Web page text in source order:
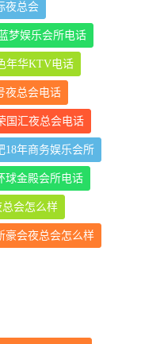
夜总会
梦娱乐会所电话
年华KTV电话
夜总会电话
国汇夜总会电话
18年商务娱乐会所
球金殿会所电话
会怎么样
豪会夜总会怎么样